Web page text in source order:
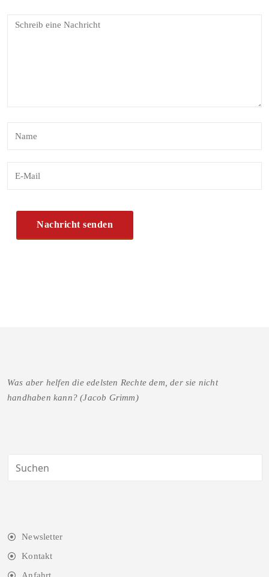
Was aber helfen die edelsten Rechte dem, der sie nicht
handhaben kann? (Jacob Grimm)
Newsletter
Kontakt